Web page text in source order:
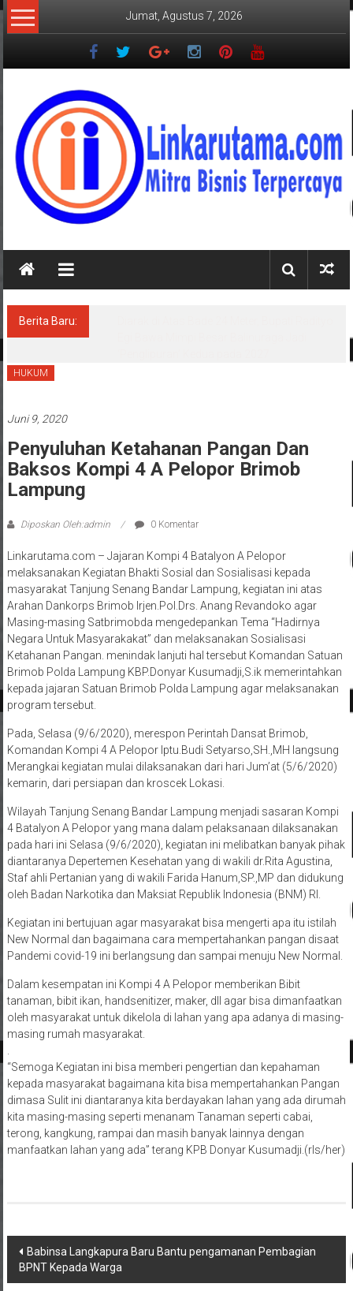
Lompat
ke
Jumat, Agustus 7, 2026
LINKARUTAMA.COM
Mitra
Terpercaya
Berita Baru:
HUKUM
Juni 9, 2020
Penyuluhan Ketahanan Pangan Dan
Baksos Kompi 4 A Pelopor Brimob
Lampung
Diposkan Oleh:admin 0 Komentar
Linkarutama.com – Jajaran Kompi 4 Batalyon A Pelopor
melaksanakan Kegiatan Bhakti Sosial dan Sosialisasi kepada
masyarakat Tanjung Senang Bandar Lampung, kegiatan ini atas
Arahan Dankorps Brimob Irjen.Pol.Drs. Anang Revandoko agar
Masing-masing Satbrimobda mengedepankan Tema “Hadirnya
Negara Untuk Masyarakakat” dan melaksanakan Sosialisasi
Ketahanan Pangan. menindak lanjuti hal tersebut Komandan Satuan
Brimob Polda Lampung KBP.Donyar Kusumadji,S.ik memerintahkan
kepada jajaran Satuan Brimob Polda Lampung agar melaksanakan
program tersebut.
Pada, Selasa (9/6/2020), merespon Perintah Dansat Brimob,
Komandan Kompi 4 A Pelopor Iptu.Budi Setyarso,SH.,MH langsung
Merangkai kegiatan mulai dilaksanakan dari hari Jum’at (5/6/2020)
kemarin, dari persiapan dan kroscek Lokasi.
Wilayah Tanjung Senang Bandar Lampung menjadi sasaran Kompi
4 Batalyon A Pelopor yang mana dalam pelaksanaan dilaksanakan
pada hari ini Selasa (9/6/2020), kegiatan ini melibatkan banyak pihak
diantaranya Depertemen Kesehatan yang di wakili dr.Rita Agustina,
Staf ahli Pertanian yang di wakili Farida Hanum,SP.,MP dan didukung
oleh Badan Narkotika dan Maksiat Republik Indonesia (BNM) RI.
Kegiatan ini bertujuan agar masyarakat bisa mengerti apa itu istilah
New Normal dan bagaimana cara mempertahankan pangan disaat
Pandemi covid-19 ini berlangsung dan sampai menuju New Normal.
Dalam kesempatan ini Kompi 4 A Pelopor memberikan Bibit
tanaman, bibit ikan, handsenitizer, maker, dll agar bisa dimanfaatkan
oleh masyarakat untuk dikelola di lahan yang apa adanya di masing-
masing rumah masyarakat.
“Semoga Kegiatan ini bisa memberi pengertian dan kepahaman
kepada masyarakat bagaimana kita bisa mempertahankan Pangan
dimasa Sulit ini diantaranya kita berdayakan lahan yang ada dirumah
kita masing-masing seperti menanam Tanaman seperti cabai,
terong, kangkung, rampai dan masih banyak lainnya dengan
manfaatkan lahan yang ada” terang KPB Donyar Kusumadji.(rls/her)
Navigasi
pos
Babinsa Langkapura Baru Bantu pengamanan Pembagian
BPNT Kepada Warga